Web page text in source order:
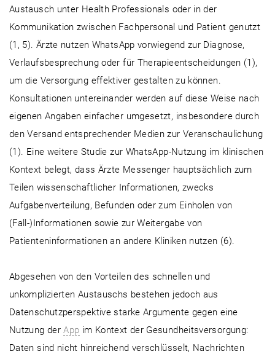
Austausch unter Health Professionals oder in der
Kommunikation zwischen Fachpersonal und Patient genutzt
(1, 5). Ärzte nutzen WhatsApp vorwiegend zur Diagnose,
Verlaufsbesprechung oder für Therapieentscheidungen (1),
um die Versorgung effektiver gestalten zu können.
Konsultationen untereinander werden auf diese Weise nach
eigenen Angaben einfacher umgesetzt, insbesondere durch
den Versand entsprechender Medien zur Veranschaulichung
(1). Eine weitere Studie zur WhatsApp-Nutzung im klinischen
Kontext belegt, dass Ärzte Messenger hauptsächlich zum
Teilen wissenschaftlicher Informationen, zwecks
Aufgabenverteilung, Befunden oder zum Einholen von
(Fall-)Informationen sowie zur Weitergabe von
Patienteninformationen an andere Kliniken nutzen (6).
Abgesehen von den Vorteilen des schnellen und
unkomplizierten Austauschs bestehen jedoch aus
Datenschutzperspektive starke Argumente gegen eine
Nutzung derApp im Kontext der Gesundheitsversorgung:
Daten sind nicht hinreichend verschlüsselt, Nachrichten